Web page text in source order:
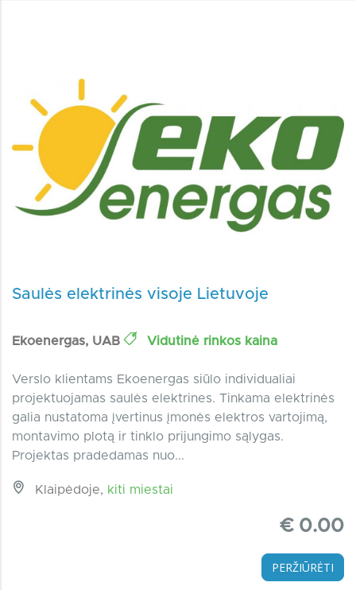
Saulės elektrinės visoje Lietuvoje
Ekoenergas, UAB Vidutinė rinkos kaina
Verslo klientams Ekoenergas siūlo individualiai
projektuojamas saulės elektrines. Tinkama elektrinės
galia nustatoma įvertinus įmonės elektros vartojimą,
montavimo plotą ir tinklo prijungimo sąlygas.
Projektas pradedamas nuo...
Klaipėdoje, kiti miestai
€ 0.00
PERŽIŪRĖTI